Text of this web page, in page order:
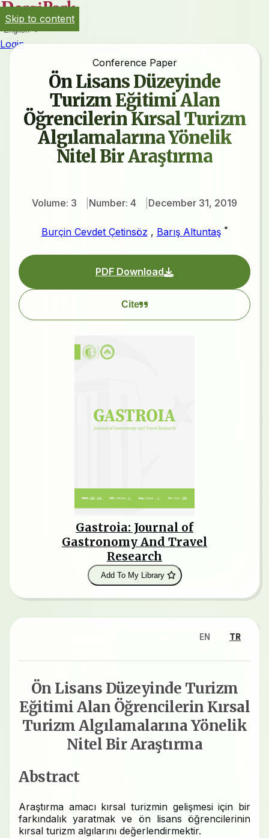
English
Login
Conference Paper
Ön Lisans Düzeyinde
Turizm Eğitimi Alan
Öğrencilerin Kırsal Turizm
Algılamalarına Yönelik
Nitel Bir Araştırma
Volume: 3 Number: 4 December 31, 2019
Burçin Cevdet Çetinsöz , Barış Altuntaş *
PDF Download
Cite
Gastroia: Journal of
Gastronomy And Travel
Research
Add To My Library
Skip to content
EN TR
Ön Lisans Düzeyinde Turizm
Eğitimi Alan Öğrencilerin Kırsal
Turizm Algılamalarına Yönelik
Nitel Bir Araştırma
Abstract
Araştırma amacı kırsal turizmin gelişmesi için bir
farkındalık yaratmak ve ön lisans öğrencilerinin
kırsal turizm algılarını değerlendirmektir.